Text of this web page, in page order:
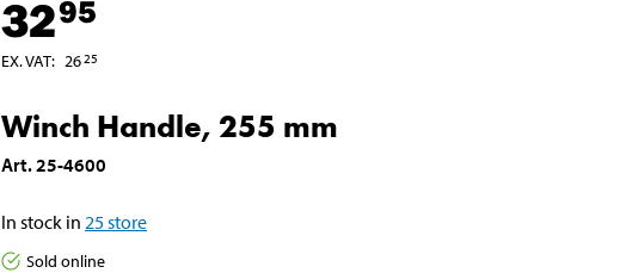
3295
EX. VAT: 2625
Winch Handle, 255 mm
Art.25-4600
In stock in 25store
Sold online